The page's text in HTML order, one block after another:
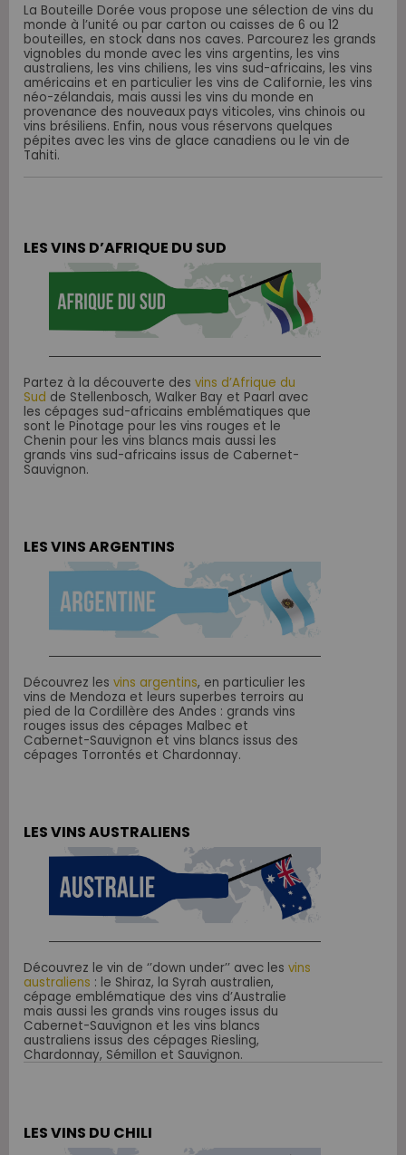
La Bouteille Dorée vous propose une sélection de vins du
monde à l’unité ou par carton ou caisses de 6 ou 12
bouteilles, en stock dans nos caves. Parcourez les grands
vignobles du monde avec les vins argentins, les vins
australiens, les vins chiliens, les vins sud-africains, les vins
américains et en particulier les vins de Californie, les vins
néo-zélandais, mais aussi les vins du monde en
provenance des nouveaux pays viticoles, vins chinois ou
vins brésiliens. Enfin, nous vous réservons quelques
pépites avec les vins de glace canadiens ou le vin de
Tahiti.
LES VINS D’AFRIQUE DU SUD
Partez à la découverte des vins d’Afrique du
Sud de Stellenbosch, Walker Bay et Paarl avec
les cépages sud-africains emblématiques que
sont le Pinotage pour les vins rouges et le
Chenin pour les vins blancs mais aussi les
grands vins sud-africains issus de Cabernet-
Sauvignon.
LES VINS ARGENTINS
Découvrez les vins argentins, en particulier les
vins de Mendoza et leurs superbes terroirs au
pied de la Cordillère des Andes : grands vins
rouges issus des cépages Malbec et
Cabernet-Sauvignon et vins blancs issus des
cépages Torrontés et Chardonnay.
LES VINS AUSTRALIENS
Découvrez le vin de ‘’down under’’ avec les vins
australiens : le Shiraz, la Syrah australien,
cépage emblématique des vins d’Australie
mais aussi les grands vins rouges issus du
Cabernet-Sauvignon et les vins blancs
australiens issus des cépages Riesling,
Chardonnay, Sémillon et Sauvignon.
LES VINS DU CHILI